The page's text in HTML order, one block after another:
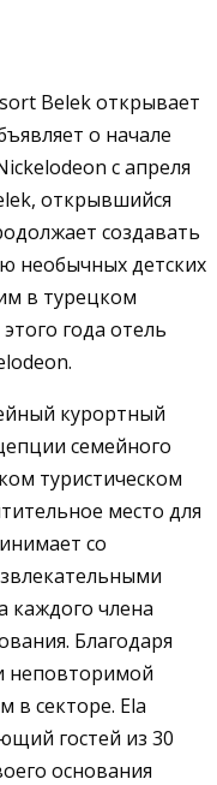
Belek открывает
о начале
с апреля
открывшийся
создавать
необычных детских
в турецком
года отель
курортный
семейного
туристическом
место для
со
каждого члена
Благодаря
неповторимой
в секторе. Ela
гостей из 30
основания